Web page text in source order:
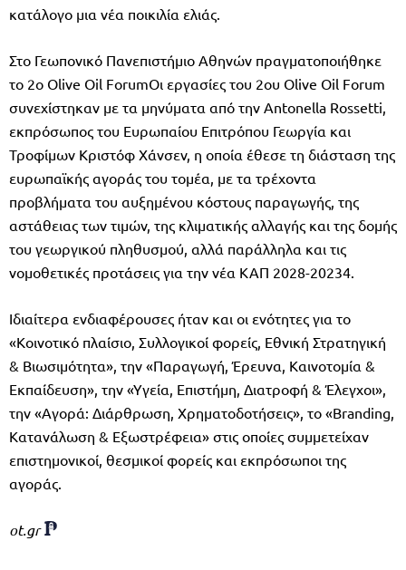
κατάλογο μια νέα ποικιλία ελιάς.
Στο Γεωπονικό Πανεπιστήμιο Αθηνών πραγματοποιήθηκε
το 2ο Olive Oil ForumΟι εργασίες του 2ου Olive Oil Forum
συνεχίστηκαν με τα μηνύματα από την Antonella Rossetti,
εκπρόσωπος του Ευρωπαίου Επιτρόπου Γεωργία και
Τροφίμων Κριστόφ Χάνσεν, η οποία έθεσε τη διάσταση της
ευρωπαϊκής αγοράς του τομέα, με τα τρέχοντα
προβλήματα του αυξημένου κόστους παραγωγής, της
αστάθειας των τιμών, της κλιματικής αλλαγής και της δομής
του γεωργικού πληθυσμού, αλλά παράλληλα και τις
νομοθετικές προτάσεις για την νέα ΚΑΠ 2028-20234.
Ιδιαίτερα ενδιαφέρουσες ήταν και οι ενότητες για το
«Κοινοτικό πλαίσιο, Συλλογικοί φορείς, Εθνική Στρατηγική
& Βιωσιμότητα», την «Παραγωγή, Έρευνα, Καινοτομία &
Εκπαίδευση», την «Υγεία, Επιστήμη, Διατροφή & Έλεγχοι»,
την «Αγορά: Διάρθρωση, Χρηματοδοτήσεις», το «Branding,
Κατανάλωση & Εξωστρέφεια» στις οποίες συμμετείχαν
επιστημονικοί, θεσμικοί φορείς και εκπρόσωποι της
αγοράς.
ot.gr